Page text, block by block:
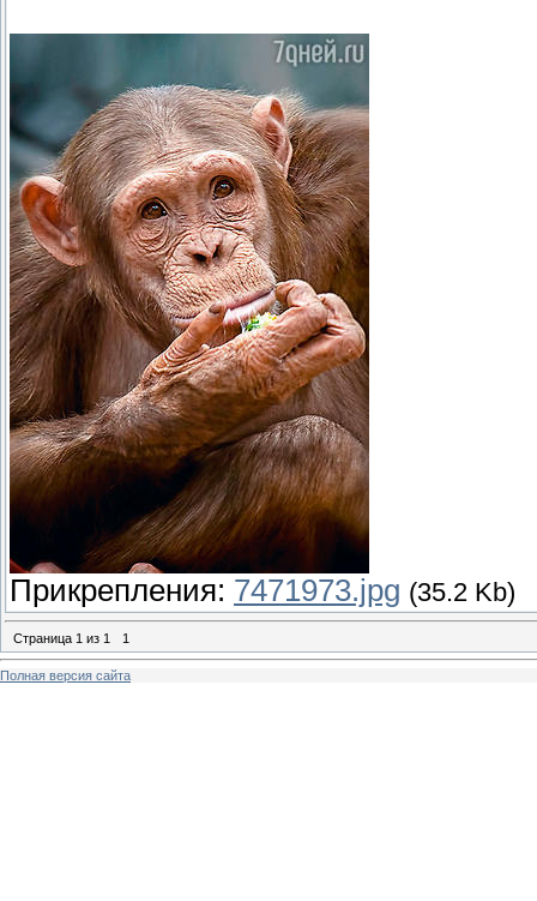
Прикрепления: 7471973.jpg (35.2 Kb)
Страница 1 из 1 1
Полная версия сайта